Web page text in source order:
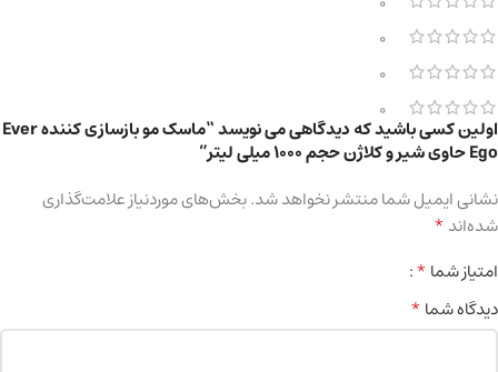
0
0
0
اولین کسی باشید که دیدگاهی می نویسد “ماسک مو بازسازی کننده Ever
Ego حاوی شیر و کلاژن حجم ۱۰۰۰ میلی لیتر”
نشانی ایمیل شما منتشر نخواهد شد.بخش‌های موردنیاز علامت‌گذاری
شده‌اند*
امتیاز شما*
دیدگاه شما*